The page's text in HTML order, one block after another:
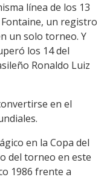
línea de los 13
un registro
un solo torneo. Y
los 14 del
Ronaldo Luiz
en el
en la Copa del
del torneo en este
1986 frente a